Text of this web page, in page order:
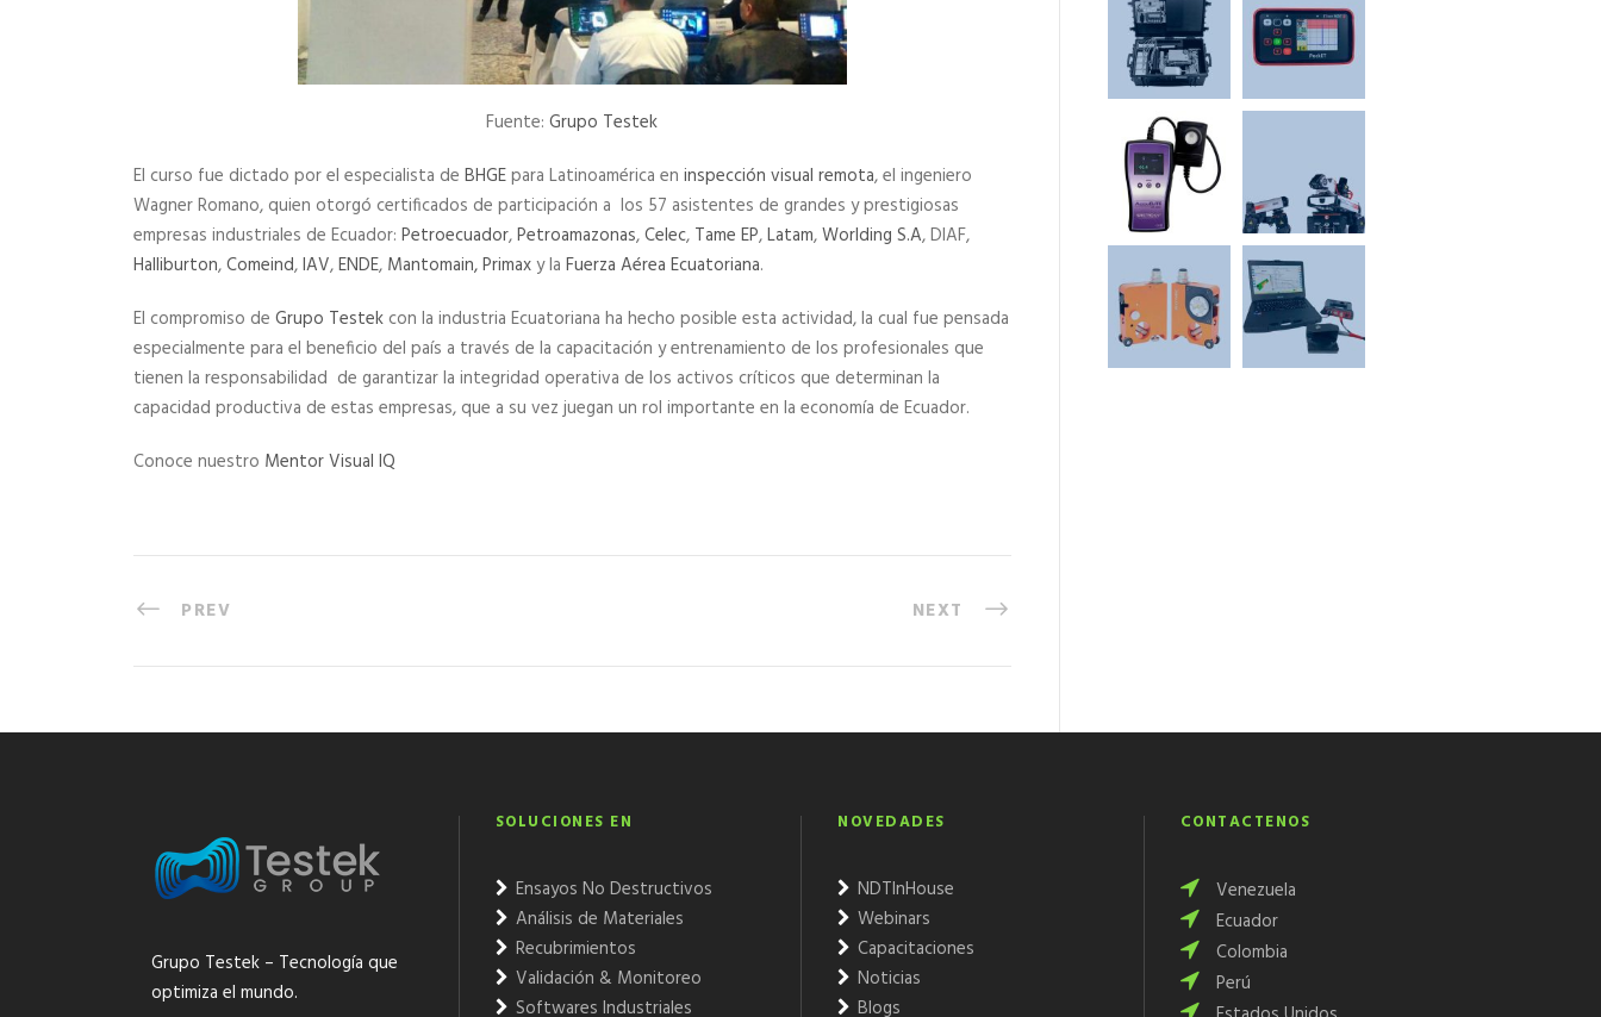
Fuente:Grupo Testek
El curso fue dictado por el especialista de BHGEpara Latinoamérica en inspección visual remota, el ingeniero
Wagner Romano, quien otorgó certificados de participación a los 57 asistentes de grandes y prestigiosas
empresas industriales de Ecuador: Petroecuador,Petroamazonas,Celec, Tame EP,Latam,Worlding S.A, DIAF,
Halliburton,Comeind,IAV,ENDE, Mantomain,Primaxy la Fuerza Aérea Ecuatoriana.
El compromiso de Grupo Testek con la industria Ecuatoriana ha hecho posible esta actividad, la cual fue pensada
especialmente para el beneficio del país a través de la capacitación y entrenamiento de los profesionales que
tienen la responsabilidad de garantizar la integridad operativa de los activos críticos que determinan la
capacidad productiva de estas empresas, que a su vez juegan un rol importante en la economía de Ecuador.
Conoce nuestro Mentor Visual IQ
PREV NEXT
Grupo Testek – Tecnología que
optimiza el mundo.
SOLUCIONES EN
Ensayos No Destructivos
Análisis de Materiales
Recubrimientos
Validación & Monitoreo
Softwares Industriales
NOVEDADES
NDTInHouse
Webinars
Capacitaciones
Noticias
Blogs
CONTÁCTENOS
Venezuela
Ecuador
Colombia
Perú